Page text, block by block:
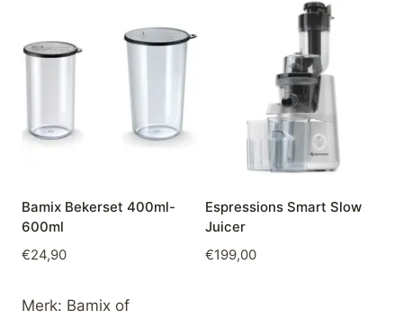
Bamix Bekerset 400ml-
600ml
€24,90
Merk: Bamix of
Espressions Smart Slow
Juicer
€199,00